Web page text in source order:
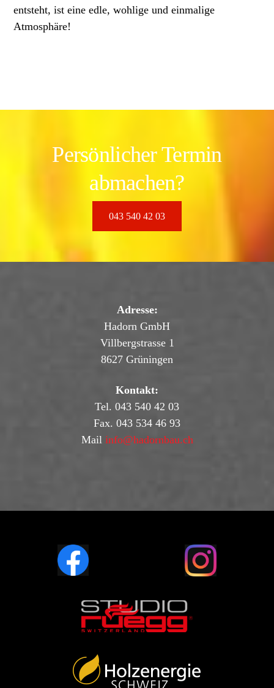
entsteht, ist eine edle, wohlige und einmalige
Atmosphäre!
Persönlicher Termin
abmachen?
043 540 42 03
Adresse:
Hadorn GmbH
Villbergstrasse 1
8627 Grüningen
Kontakt:
Tel. 043 540 42 03
Fax. 043 534 46 93
Mail info@hadornbau.ch